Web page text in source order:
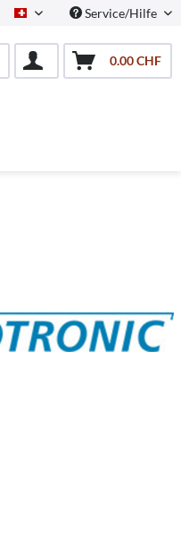
Schweiz/DeutschService/Hilfe
0.00 CHF